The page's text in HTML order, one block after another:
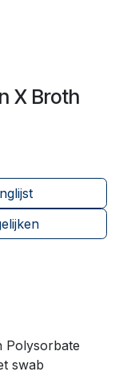
X Broth
Polysorbate
swab